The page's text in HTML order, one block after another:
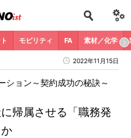
モビリティ FA 素材／化学
2022年11月15日
帰属させる「職務発
ション～契約成功の秘訣～